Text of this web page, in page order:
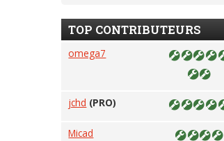
TOP CONTRIBUTEURS
omega7
jchd (PRO)
Micad